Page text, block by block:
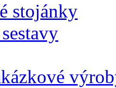
stojánky